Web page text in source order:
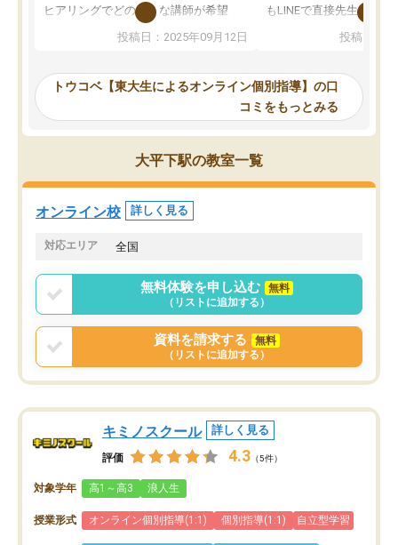
ヒアリングでどのような講師が希望
か、オプションは付帯するかなど選ぶ
事が出来ました。
ーティングを行い、その講師で良いか
見てから講師を決定する事ができま
す。
うちの子は、初回面談の講師の方で決
オンラインツールを使用した単語帳の
共有があり宿題もそちらで出される形
でした。
言う事で講師変更の申し出があり、あ
まりに短期での変更だった為、塾に通
う事にして退会しました。遅れも取り
戻せ、授業内容や講師の方は良かった
と思います。
投稿日：2025年09月12日
もLINEで直接先生に質問
めれるので、個人に合
いなのがあり(有料)、受
ことをどんなスケジュー
くか相談したのですが、
ち期待したものではなく
くなってきたようなので
投稿日：
トウコベ【東大生によるオンライン個別指導】の口
コミをもっとみる
大平下駅の教室一覧
オンライン校 詳しく見る
対応エリア 全国
無料体験を申し込む
無料
（リストに追加する）
資料を請求する
無料
（リストに追加する）
キミノスクール 詳しく見る
評価 4.3 （5件）
対象学年 高1～高3 浪人生
授業形式 オンライン個別指導(1:1) 個別指導(1:1) 自立型学習